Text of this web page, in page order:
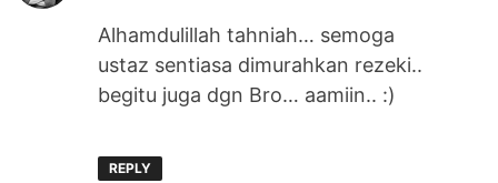
Alhamdulillah tahniah… semoga
ustaz sentiasa dimurahkan rezeki..
begitu juga dgn Bro… aamiin.. :)
REPLY